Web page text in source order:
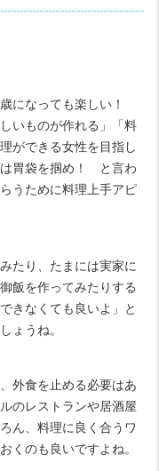
になっても楽しい！
いものが作れる」「料
ができる女性を目指し
は胃袋を掴め！ と言わ
うために料理上手アピ
たり、たまには実家に
飯を作ってみたりする
きなくても良いよ」と
ょうね。
外食を止める必要はあ
のレストランや居酒屋
ん、料理に良く合うワ
くのも良いですよね。